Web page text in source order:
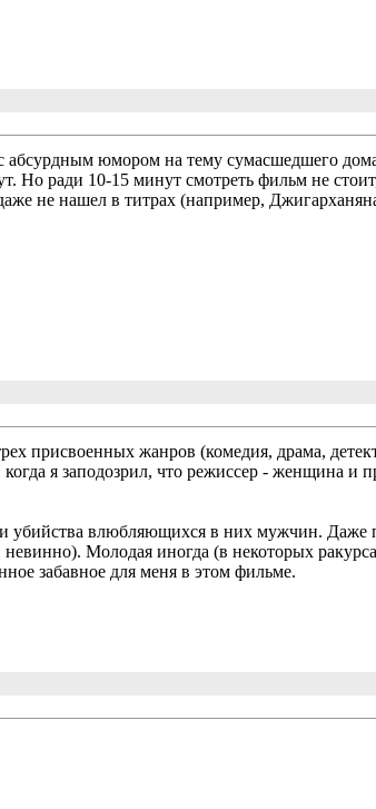
абсурдным юмором на тему сумасшедшего
Но ради 10-15 минут смотреть фильм не
не нашел в титрах (например,
присвоенных жанров (комедия, драма,
я заподозрил, что режиссер - женщина и
убийства влюбляющихся в них мужчин. Даже
Молодая иногда (в некоторых
забавное для меня в этом фильме.